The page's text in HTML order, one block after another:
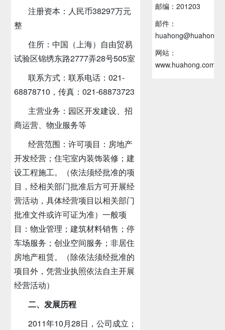
注册资本：人民币38297万元
整
住所：中国（上海）自由贸易
试验区锦绣东路2777弄28号505室
联系方式：联系电话：021-
68878710，传真：021-68873723
主营业务：园区开发建设、招
商运营、物业服务等
经营范围：许可项目：房地产
开发经营；住宅室内装饰装修；建
设工程施工。（依法须经批准的项
目，经相关部门批准后方可开展经
营活动，具体经营项目以相关部门
批准文件或许可证为准）一般项
目：物业管理；建筑材料销售；停
车场服务；创业空间服务；非居住
房地产租赁。（除依法须经批准的
项目外，凭营业执照依法自主开展
经营活动）
二、发展历程
2011年10月28日，公司成立；
邮编：201203
邮件：
网站：
www.huahong.com.cn